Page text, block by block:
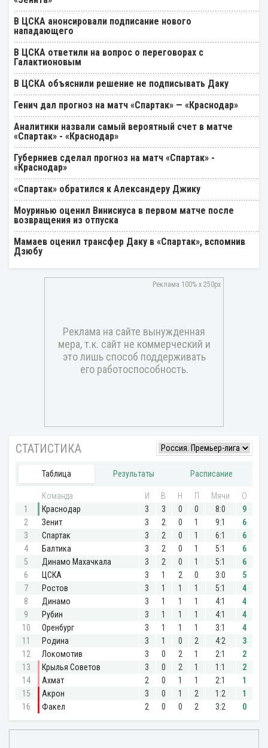
В ЦСКА анонсировали подписание нового
нападающего
В ЦСКА ответили на вопрос о переговорах с
Галактионовым
В ЦСКА объяснили решение не подписывать Даку
Генич дал прогноз на матч «Спартак» — «Краснодар»
Аналитики назвали самый вероятный счет в матче
«Спартак» - «Краснодар»
Губерниев сделал прогноз на матч «Спартак» -
«Краснодар»
«Спартак» обратился к Александеру Джику
Моуринью оценил Винисиуса в первом матче после
возвращения из отпуска
Мамаев оценил трансфер Даку в «Спартак», вспомнив
Дзюбу